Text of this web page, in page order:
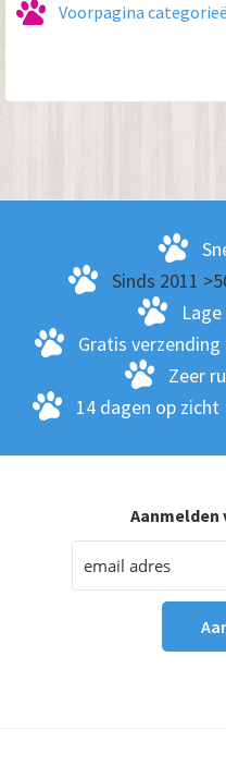
Voorpagina
Sinds 2011
Gratis
Zeer
14 dagen op zicht